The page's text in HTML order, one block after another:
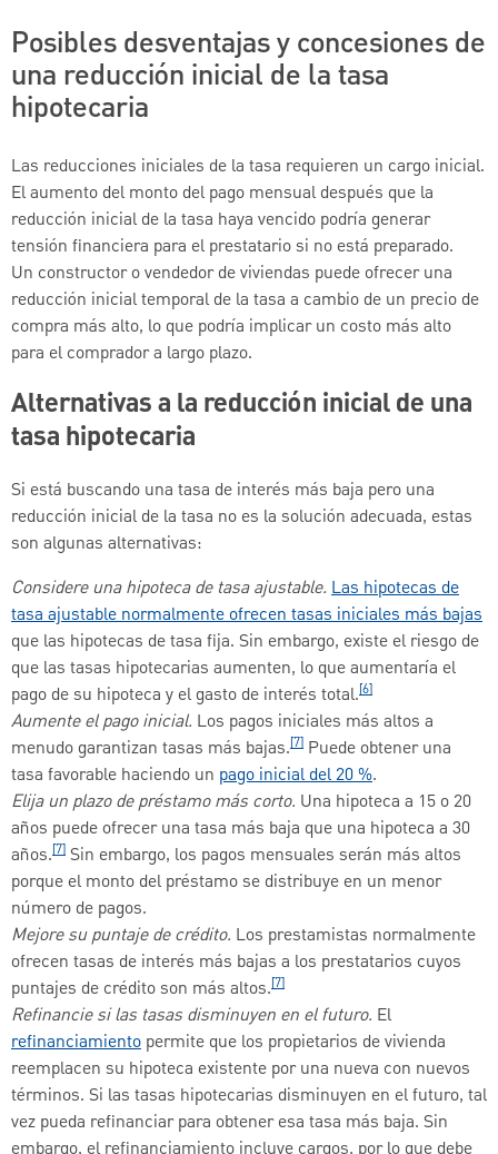
Posibles desventajas y concesiones de
una reducción inicial de la tasa
hipotecaria
Las reducciones iniciales de la tasa requieren un cargo inicial.
El aumento del monto del pago mensual después que la
reducción inicial de la tasa haya vencido podría generar
tensión financiera para el prestatario si no está preparado.
Un constructor o vendedor de viviendas puede ofrecer una
reducción inicial temporal de la tasa a cambio de un precio de
compra más alto, lo que podría implicar un costo más alto
para el comprador a largo plazo.
Alternativas a la reducción inicial de una
tasa hipotecaria
Si está buscando una tasa de interés más baja pero una
reducción inicial de la tasa no es la solución adecuada, estas
son algunas alternativas:
Considere una hipoteca de tasa ajustable. Las hipotecas de
tasa ajustable normalmente ofrecen tasas iniciales más bajas
que las hipotecas de tasa fija. Sin embargo, existe el riesgo de
que las tasas hipotecarias aumenten, lo que aumentaría el
pago de su hipoteca y el gasto de interés total.[6]
Aumente el pago inicial. Los pagos iniciales más altos a
menudo garantizan tasas más bajas.[7] Puede obtener una
tasa favorable haciendo un pago inicial del 20 %.
Elija un plazo de préstamo más corto. Una hipoteca a 15 o 20
años puede ofrecer una tasa más baja que una hipoteca a 30
años.[7] Sin embargo, los pagos mensuales serán más altos
porque el monto del préstamo se distribuye en un menor
número de pagos.
Mejore su puntaje de crédito. Los prestamistas normalmente
ofrecen tasas de interés más bajas a los prestatarios cuyos
puntajes de crédito son más altos.[7]
Refinancie si las tasas disminuyen en el futuro. El
refinanciamiento permite que los propietarios de vivienda
reemplacen su hipoteca existente por una nueva con nuevos
términos. Si las tasas hipotecarias disminuyen en el futuro, tal
vez pueda refinanciar para obtener esa tasa más baja. Sin